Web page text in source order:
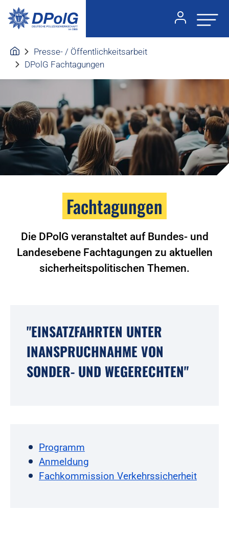
Presse- / Öffentlichkeitsarbeit
DPolG Fachtagungen
Fachtagungen
Die DPolG veranstaltet auf Bundes- und
Landesebene Fachtagungen zu aktuellen
sicherheitspolitischen Themen.
"EINSATZFAHRTEN UNTER
INANSPRUCHNAHME VON
SONDER- UND WEGERECHTEN"
Programm
Anmeldung
Fachkommission Verkehrssicherheit